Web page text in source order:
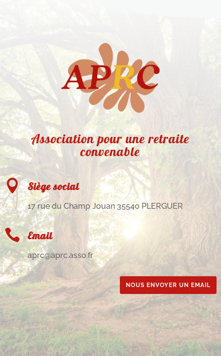
Association pour une retraite
convenable
 Siège social
17 rue du Champ Jouan 35540 PLERGUER
 Email
aprc@aprc.asso.fr
NOUS ENVOYER UN EMAIL